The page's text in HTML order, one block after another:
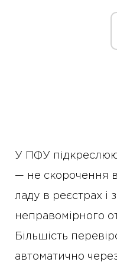
У ПФУ
— не скорочення
ладу в реєстрах і
неправомірного
Більшість
автоматично